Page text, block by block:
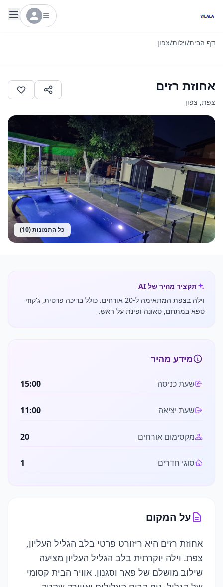
דף הבית/וילות/צפון
אחוזת רזים
צפת, צפון
כל התמונות (10
)
תקציר מהיר של AI
וילה בצפת המתאימה ל-20 אורחים. כולל בריכה פרטית, ג'קוזי
ספא במתחם, סאונה ופינת על האש.
מידע מהיר
שעת כניסה 15:00
שעת יציאה 11:00
מקסימום אורחים 20
סוגי חדרים 1
על המקום
אחוזת רזים היא ריזורט פרטי בלב הגליל העליון,
צפת. וילה יוקרתית בלב הגליל העליון מציעה
שילוב מושלם של פאר וסגנון. אוויר הבית קסומי